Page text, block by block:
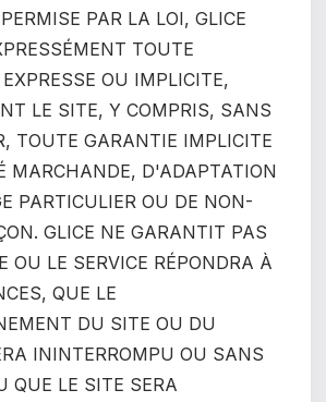
PAR LA LOI, GLICE
TOUTE
OU IMPLICITE,
LE SITE, Y COMPRIS, SANS
TOUTE GARANTIE IMPLICITE
MARCHANDE, D'ADAPTATION
PARTICULIER OU DE NON-
GLICE NE GARANTIT PAS
OU LE SERVICE RÉPONDRA À
QUE LE
DU SITE OU DU
ININTERROMPU OU SANS
QUE LE SITE SERA